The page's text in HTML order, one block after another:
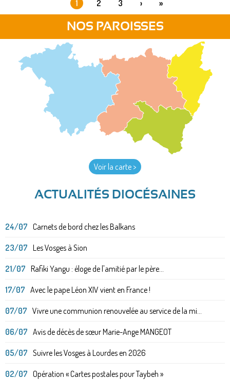
1 2 3 › »
NOS PAROISSES
Voir la carte >
ACTUALITÉS DIOCÉSAINES
24/07 Carnets de bord chez les Balkans
23/07 Les Vosges à Sion
21/07 Rafiki Yangu : éloge de l'amitié par le père...
17/07 Avec le pape Léon XIV vient en France !
07/07 Vivre une communion renouvelée au service de la mi...
06/07 Avis de décès de sœur Marie-Ange MANGEOT
05/07 Suivre les Vosges à Lourdes en 2026
02/07 Opération « Cartes postales pour Taybeh »